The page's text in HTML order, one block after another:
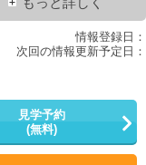
情報登録日：
次回の情報更新予定日：
見学予約
(無料)